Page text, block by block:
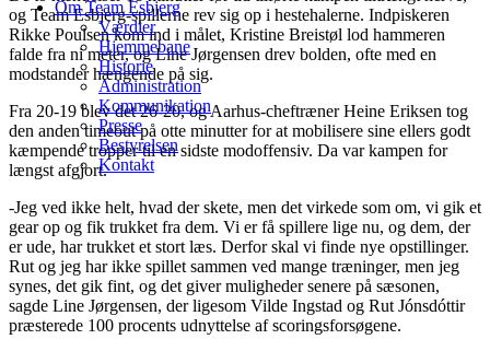
Om Team Esbjerg
Værdier
Hjemmebane
Historie
Administration
Kommunikation
Presse
Bestyrelsen
Kontakt
og Team Esbjerg-spillerne rev sig op i hestehalerne. Indpiskeren
Rikke Poulsen kom ind i målet, Kristine Breistøl lod hammeren
falde fra ni meter, og Line Jørgensen drev bolden, ofte med en
modstander hængende på sig.
Fra 20-19 blev det 26-20, og Aarhus-cheftræner Heine Eriksen tog
den anden timeout på otte minutter for at mobilisere sine ellers godt
kæmpende tropper til en sidste modoffensiv. Da var kampen for
længst afgjort.
-Jeg ved ikke helt, hvad der skete, men det virkede som om, vi gik et
gear op og fik trukket fra dem. Vi er få spillere lige nu, og dem, der
er ude, har trukket et stort læs. Derfor skal vi finde nye opstillinger.
Rut og jeg har ikke spillet sammen ved mange træninger, men jeg
synes, det gik fint, og det giver muligheder senere på sæsonen,
sagde Line Jørgensen, der ligesom Vilde Ingstad og Rut Jónsdóttir
præsterede 100 procents udnyttelse af scoringsforsøgene.